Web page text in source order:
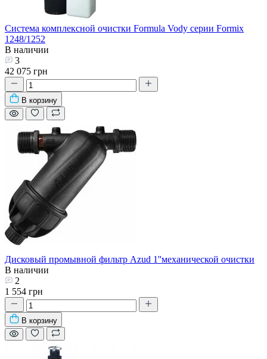
Система комплексной очистки Formula Vody серии Formix
1248/1252
В наличии
3
42 075 грн
В корзину
Дисковый промывной фильтр Azud 1''механической очистки
В наличии
2
1 554 грн
В корзину